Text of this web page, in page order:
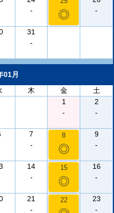
-
◎
-
31
-
01月
木 金
土
1
-
2
-
7
-
8
◎
9
-
14
-
15
◎
16
-
21
-
22
23
-